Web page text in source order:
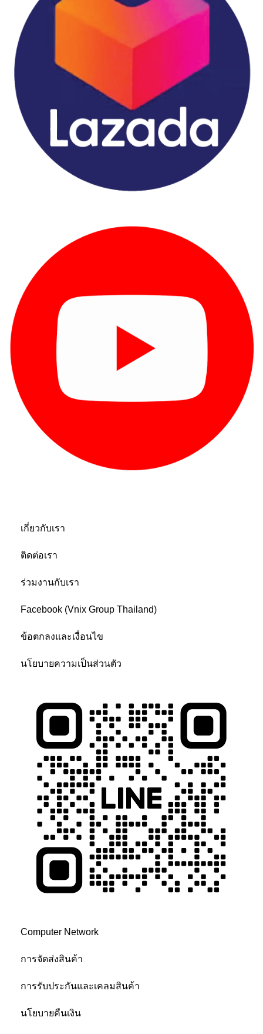
เกี่ยวกับเรา
ติดต่อเรา
ร่วมงานกับเรา
Facebook (Vnix Group Thailand)
ข้อตกลงและเงื่อนไข
นโยบายความเป็นส่วนตัว
Computer Network
การจัดส่งสินค้า
การรับประกันและเคลมสินค้า
นโยบายคืนเงิน